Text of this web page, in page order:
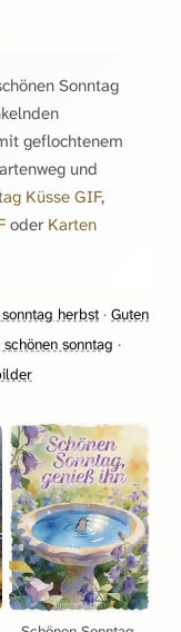
Sonntag
geflochtenem
und
Küsse GIF,
oder Karten
herbst · Guten
sonntag ·